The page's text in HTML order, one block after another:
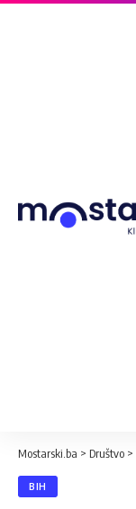
Mostarski.ba > Društvo >
BIH